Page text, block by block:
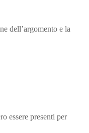
dell’argomento e la
essere presenti per